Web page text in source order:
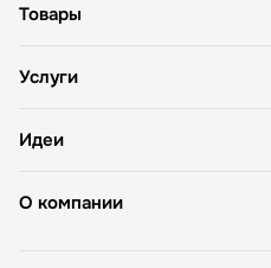
О компании
Товары
Услуги
Идеи